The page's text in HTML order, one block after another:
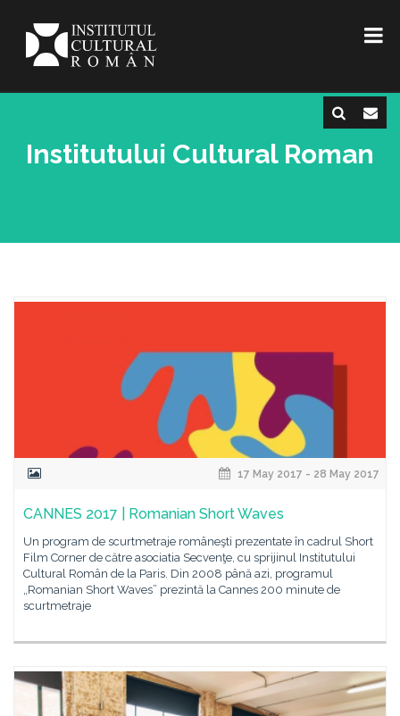
Institutului Cultural Roman
17 May 2017 - 28 May 2017
CANNES 2017 | Romanian Short Waves
Un program de scurtmetraje româneşti prezentate în cadrul Short
Film Corner de către asociatia Secvenţe, cu sprijinul Institutului
Cultural Român de la Paris. Din 2008 până azi, programul
„Romanian Short Waves” prezintă la Cannes 200 minute de
scurtmetraje